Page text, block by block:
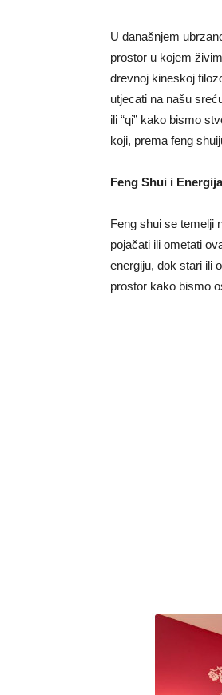
U današnjem
prostor u kojem
drevnoj kineskoj
utjecati na našu
ili “qi” kako bismo
koji, prema feng
Feng Shui i
Feng shui se temelji
pojačati ili ometati
energiju, dok stari ili
prostor kako bismo